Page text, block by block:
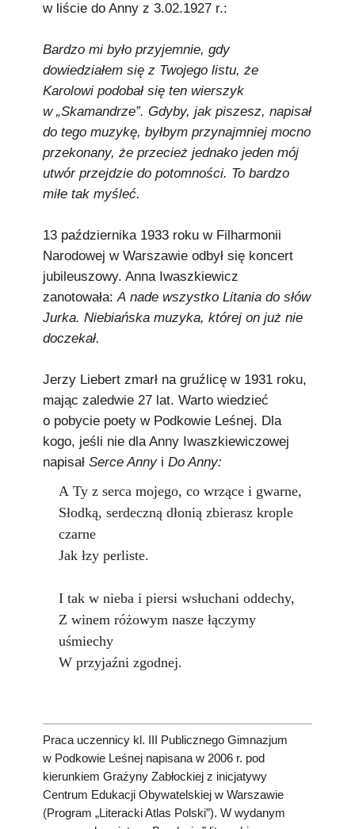
w liście do Anny z 3.02.1927 r.:
Bardzo mi było przyjemnie, gdy
dowiedziałem się z Twojego listu, że
Karolowi podobał się ten wierszyk
w „Skamandrze”. Gdyby, jak piszesz, napisał
do tego muzykę, byłbym przynajmniej mocno
przekonany, że przecież jednako jeden mój
utwór przejdzie do potomności. To bardzo
miłe tak myśleć.
13 października 1933 roku w Filharmonii
Narodowej w Warszawie odbył się koncert
jubileuszowy. Anna Iwaszkiewicz
zanotowała:A nade wszystko Litania do słów
Jurka. Niebiańska muzyka, której on już nie
doczekał.
Jerzy Liebert zmarł na gruźlicę w 1931 roku,
mając zaledwie 27 lat. Warto wiedzieć
o pobycie poety w Podkowie Leśnej. Dla
kogo, jeśli nie dla Anny Iwaszkiewiczowej
napisał Serce Annyi Do Anny:
A Ty z serca mojego, co wrzące i gwarne,
Słodką, serdeczną dłonią zbierasz krople
czarne
Jak łzy perliste.
I tak w nieba i piersi wsłuchani oddechy,
Z winem różowym nasze łączymy
uśmiechy
W przyjaźni zgodnej.
Praca uczennicy kl. III Publicznego Gimnazjum
w Podkowie Leśnej napisana w 2006 r. pod
kierunkiem Grażyny Zabłockiej z inicjatywy
Centrum Edukacji Obywatelskiej w Warszawie
(Program „Literacki Atlas Polski”). W wydanym